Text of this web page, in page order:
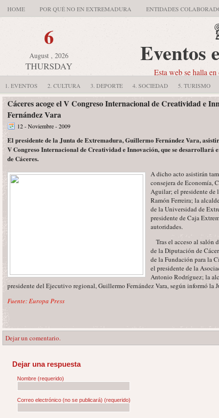
HOME POR QUÉ NO EN EXTREMADURA ENTIDADES
6
August , 2026
THURSDAY Eventos
Esta web se halla
1. EVENTOS 2. CULTURA 3. DEPORTE 4. SOCIEDAD 5. TURISMO
Cáceres acoge el V Congreso Internacional de Creatividad e
Fernández Vara
12 - Noviembre - 2009
El presidente de la Junta de Extremadura, Guillermo Fernández Vara,
V Congreso Internacional de Creatividad e Innovación, que se desarrollará
de Cáceres.
A dicho acto asistirán
consejera de Economía,
Aguilar; el presidente de
Ramón Ferreira; la
de la Universidad de
presidente de Caja
autoridades.
Tras el acceso al salón
de la Diputación de
de la Fundación para la
el presidente de la
Antonio Rodríguez; la
presidente del Ejecutivo regional, Guillermo Fernández Vara, según informó la
Fuente: Europa Press
Dejar un comentario.
Dejar una respuesta
Nombre (requerido)
Correo electrónico (no se publicará) (requerido)